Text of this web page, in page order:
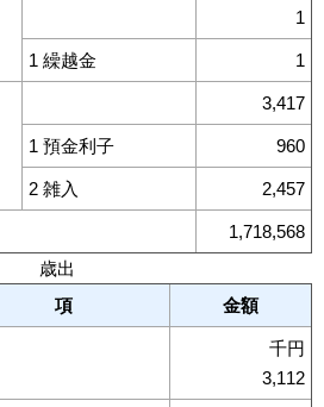
1
1 繰越金 1
3,417
1 預金利子 960
2 雑入 2,457
1,718,568
歳出
項 金額
千円
3,112